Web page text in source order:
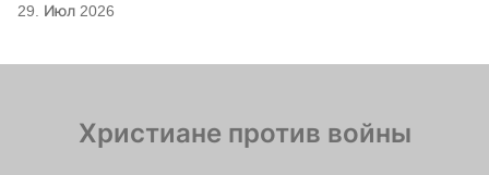
29. Июл 2026
Христиане против войны